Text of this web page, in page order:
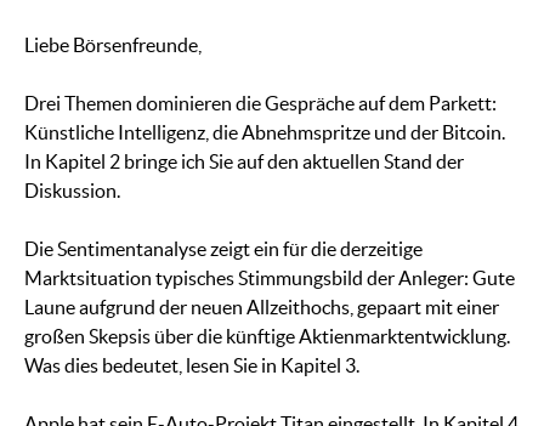
Liebe Börsenfreunde,
Drei Themen dominieren die Gespräche auf dem Parkett:
Künstliche Intelligenz, die Abnehmspritze und der Bitcoin.
In Kapitel 2 bringe ich Sie auf den aktuellen Stand der
Diskussion.
Die Sentimentanalyse zeigt ein für die derzeitige
Marktsituation typisches Stimmungsbild der Anleger: Gute
Laune aufgrund der neuen Allzeithochs, gepaart mit einer
großen Skepsis über die künftige Aktienmarktentwicklung.
Was dies bedeutet, lesen Sie in Kapitel 3.